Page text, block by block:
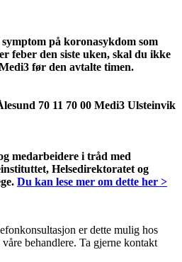
på koronasykdom som
feber den siste uken, skal du ikke
før den avtalte timen.
70 11 70 00 Medi3 Ulsteinvik
medarbeidere i tråd med
Helsedirektoratet og
Du kan lese mer om dette her >
er dette mulig hos
behandlere. Ta gjerne kontakt